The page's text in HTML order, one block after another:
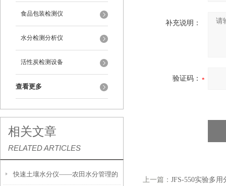
食品包装检测仪
水分检测分析仪
活性炭检测设备
查看更多
相关文章
RELATED ARTICLES
快速土壤水分仪——农田水分管理的
补充说明：
验证码：
上一篇： JFS-550实验多用